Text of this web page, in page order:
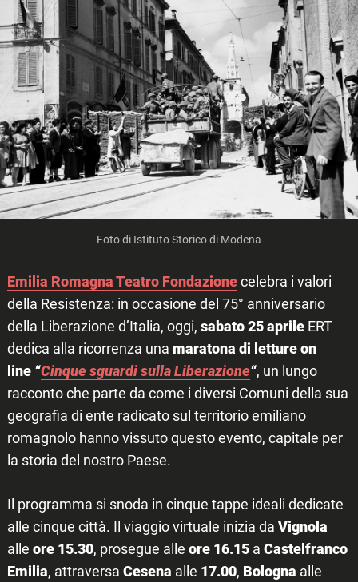
Foto di Istituto Storico di Modena
Emilia Romagna Teatro Fondazionecelebra i valori
della Resistenza: in occasione del 75° anniversario
della Liberazione d’Italia, oggi, sabato 25 aprile ERT
dedica alla ricorrenza una maratona di letture on
line “Cinque sguardi sulla Liberazione“, un lungo
racconto che parte da come i diversi Comuni della sua
geografia di ente radicato sul territorio emiliano
romagnolo hanno vissuto questo evento, capitale per
la storia del nostro Paese.
Il programma si snoda in cinque tappe ideali dedicate
alle cinque città. Il viaggio virtuale inizia da Vignola
alle ore 15.30, prosegue alle ore 16.15 a Castelfranco
Emilia, attraversa Cesena alle 17.00, Bologna alle